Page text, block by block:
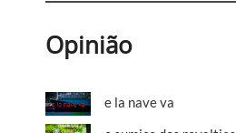
Opinião
e la nave va